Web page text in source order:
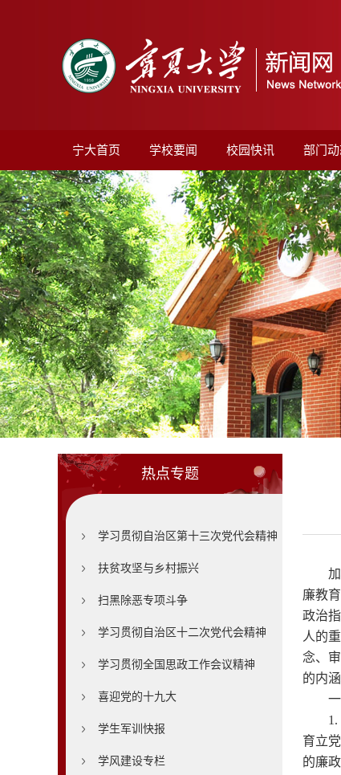
宁大首页 学校要闻 校园快讯 部门
热点专题
学习贯彻自治区第十三次党代会精神
扶贫攻坚与乡村振兴
扫黑除恶专项斗争
学习贯彻自治区十二次党代会精神
学习贯彻全国思政工作会议精神
喜迎党的十九大
学生军训快报
学风建设专栏
廉教
政治
人的
念、
的内
育立
的廉